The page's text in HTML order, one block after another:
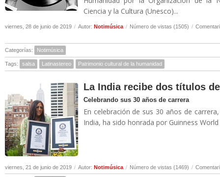
Ciencia y la Cultura (Unesco)...
viernes, 28 de junio de 2019 / Autor: Notimúsica / Número de vistas (1505) /
Categorías: Notimúsica
Tags: salsa Latinastereo Patrimonio cultural de la humanidad
La India recibe dos títulos
Celebrando sus 30 años de carrera
En celebración de sus 30 años de
India, ha sido honrada por Guinness World
viernes, 21 de junio de 2019 / Autor: Notimúsica / Número de vistas (1469) /